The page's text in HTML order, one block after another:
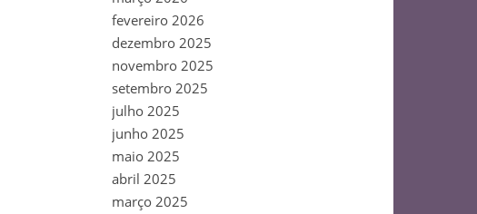
fevereiro 2026
dezembro 2025
novembro 2025
setembro 2025
julho 2025
junho 2025
maio 2025
abril 2025
março 2025